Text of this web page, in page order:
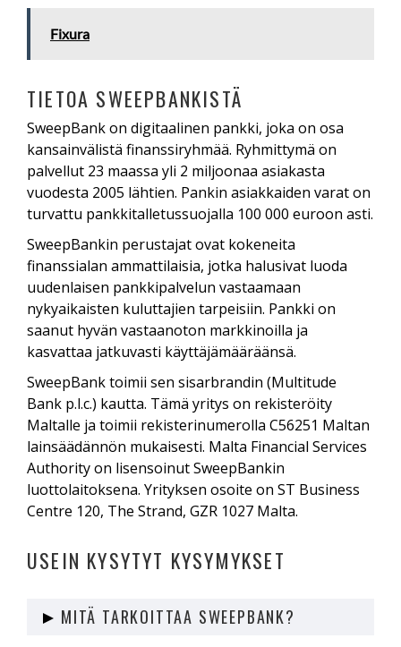
Fixura
TIETOA SWEEPBANKISTÄ
SweepBank on digitaalinen pankki, joka on osa
kansainvälistä finanssiryhmää. Ryhmittymä on
palvellut 23 maassa yli 2 miljoonaa asiakasta
vuodesta 2005 lähtien. Pankin asiakkaiden varat on
turvattu pankkitalletussuojalla 100 000 euroon asti.
SweepBankin perustajat ovat kokeneita
finanssialan ammattilaisia, jotka halusivat luoda
uudenlaisen pankkipalvelun vastaamaan
nykyaikaisten kuluttajien tarpeisiin. Pankki on
saanut hyvän vastaanoton markkinoilla ja
kasvattaa jatkuvasti käyttäjämääräänsä.
SweepBank toimii sen sisarbrandin (Multitude
Bank p.l.c.) kautta. Tämä yritys on rekisteröity
Maltalle ja toimii rekisterinumerolla C56251 Maltan
lainsäädännön mukaisesti. Malta Financial Services
Authority on lisensoinut SweepBankin
luottolaitoksena. Yrityksen osoite on ST Business
Centre 120, The Strand, GZR 1027 Malta.
USEIN KYSYTYT KYSYMYKSET
MITÄ TARKOITTAA SWEEPBANK?